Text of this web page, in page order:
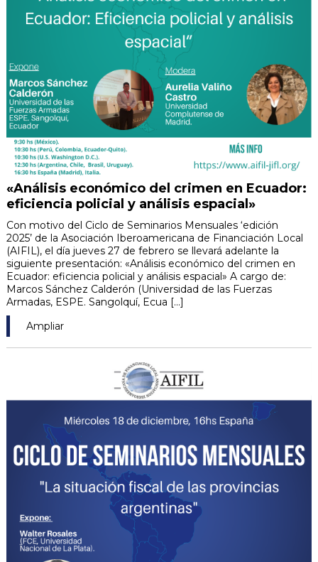
«Análisis económico del crimen en Ecuador:
eficiencia policial y análisis espacial»
Con motivo del Ciclo de Seminarios Mensuales ‘edición
2025’ de la Asociación Iberoamericana de Financiación Local
(AIFIL), el día jueves 27 de febrero se llevará adelante la
siguiente presentación: «Análisis económico del crimen en
Ecuador: eficiencia policial y análisis espacial» A cargo de:
Marcos Sánchez Calderón (Universidad de las Fuerzas
Armadas, ESPE. Sangolquí, Ecua [...]
Ampliar